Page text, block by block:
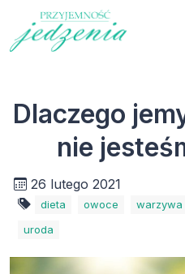
Dlaczego
nie
26 lutego 2021
dieta owoce warzywa
uroda